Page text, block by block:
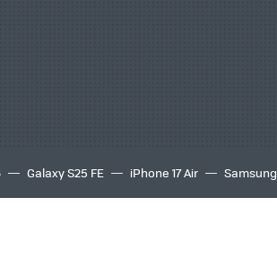
Galaxy S25 FE iPhone 17 Air Samsung